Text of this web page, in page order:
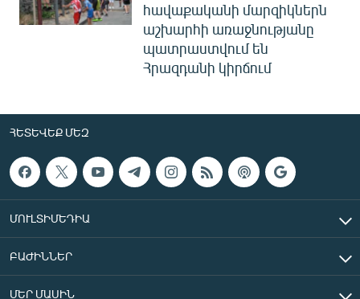
հավաքականի մարզիկներն
աշխարհի առաջնությանը
պատրաստվում են
Հրազդանի կիրճում
ՀԵՏԵՎԵՔ ՄԵԶ
ՄՈՒԼՏԻՄԵԴԻԱ
ԲԱԺԻՆՆԵՐ
ՄԵՐ ՄԱՍԻՆ